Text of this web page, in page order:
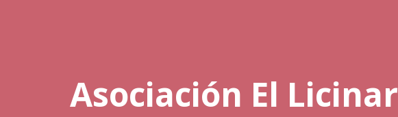
Asociación El Licinar